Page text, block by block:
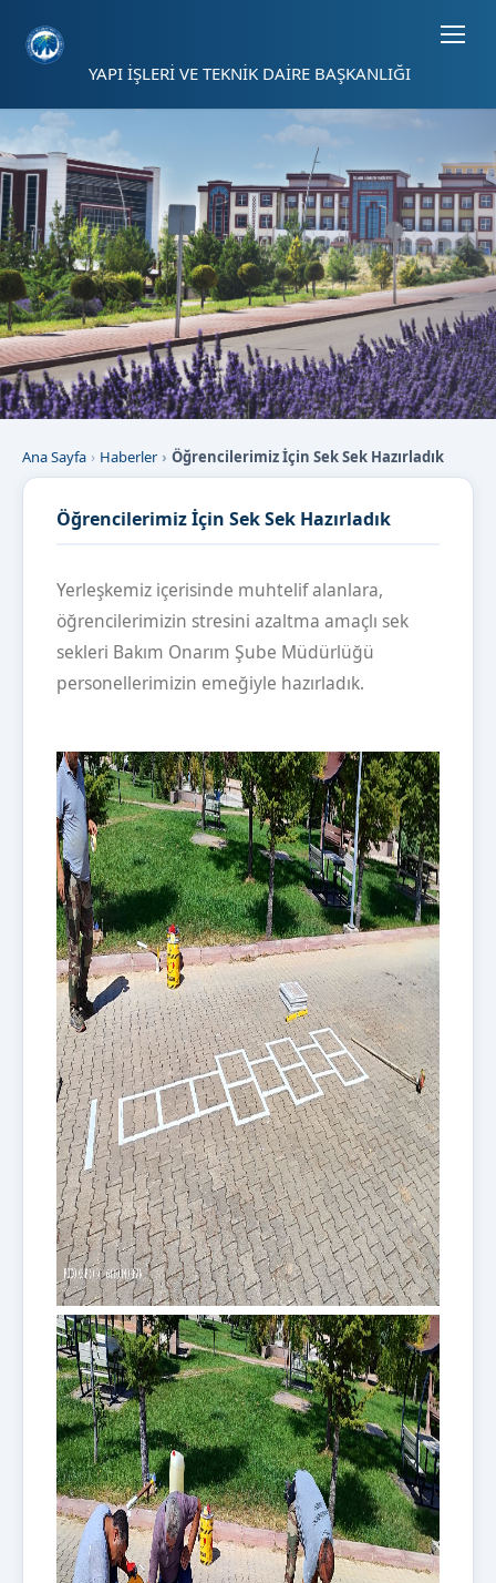
YAPI İŞLERİ VE TEKNİK DAİRE BAŞKANLIĞI
Ana Sayfa Haberler Öğrencilerimiz İçin Sek Sek Hazırladık
Öğrencilerimiz İçin Sek Sek Hazırladık
Yerleşkemiz içerisinde muhtelif alanlara,
öğrencilerimizin stresini azaltma amaçlı sek
sekleri Bakım Onarım Şube Müdürlüğü
personellerimizin emeğiyle hazırladık.